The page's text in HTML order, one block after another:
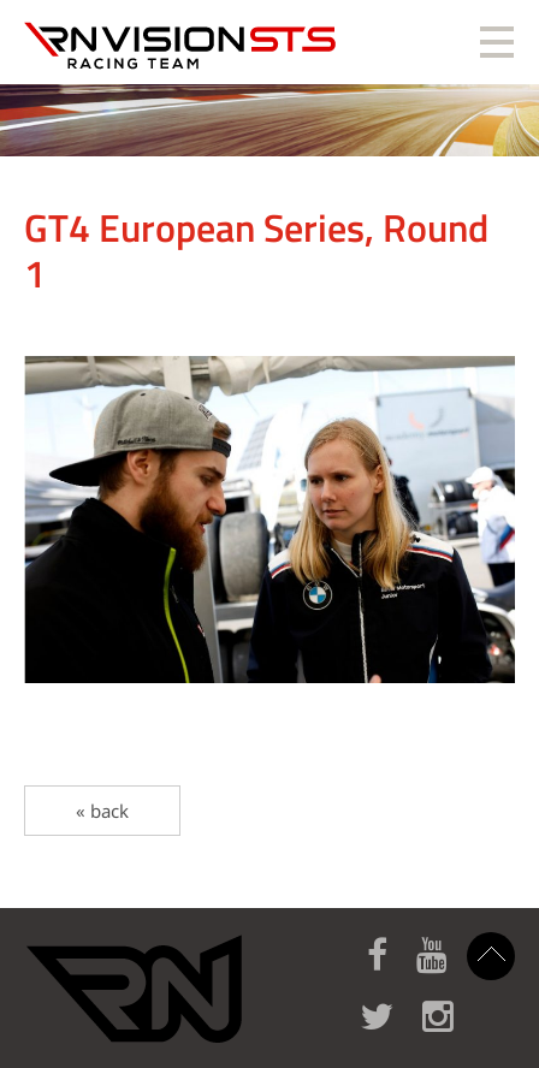
RN Vision STS
GT4 European Series, Round
1
« back